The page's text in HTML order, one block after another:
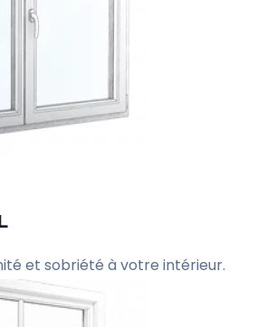
et sobriété à votre intérieur.